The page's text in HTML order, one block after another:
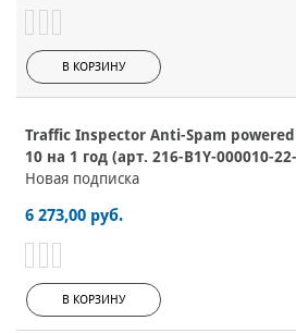
В КОРЗИНУ
Traffic Inspector Anti-Spam
10 на 1 год (арт. 216-B1Y-000010-
Новая подписка
6 273,00 руб.
В КОРЗИНУ